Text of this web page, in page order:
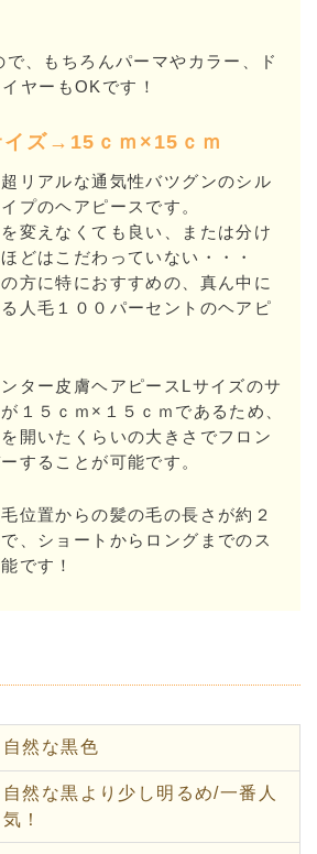
で、もちろんパーマやカラー、ド
ヤーもOKです！
イズ→15ｃｍ×15ｃｍ
リアルな通気性バツグンのシル
プのヘアピースです。
変えなくても良い、または分け
どはこだわっていない・・・
方に特におすすめの、真ん中に
人毛１００パーセントのヘアピ
ター皮膚ヘアピースLサイズのサ
１５ｃｍ×１５ｃｍであるため、
開いたくらいの大きさでフロン
することが可能です。
位置からの髪の毛の長さが約２
、ショートからロングまでのス
です！
自然な黒色
自然な黒より少し明るめ/一番人
気！